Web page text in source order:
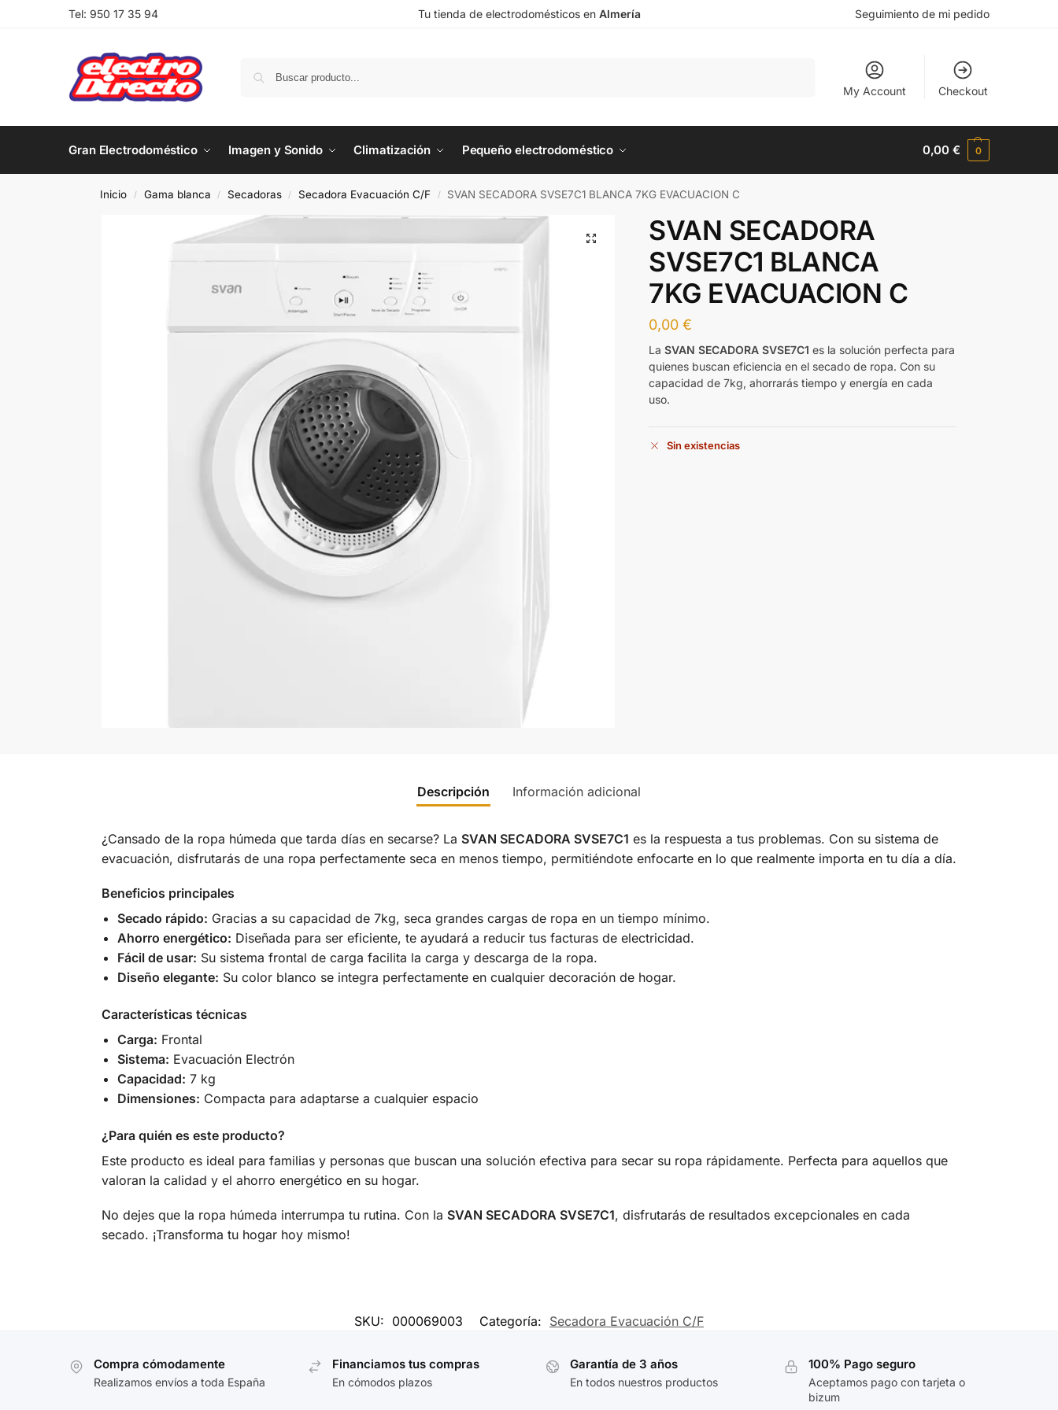
Tel: 950 17 35 94 Tu tienda de electrodomésticos en Almería Seguimiento de mi pedido
My Account Checkout
Gran Electrodoméstico Imagen y Sonido Climatización Pequeño electrodoméstico 0,00€ 0
Inicio / Gama blanca / Secadoras / Secadora Evacuación C/F / SVAN SECADORA SVSE7C1 BLANCA 7KG EVACUACION C
SVAN SECADORA
SVSE7C1 BLANCA
7KG EVACUACION C
0,00€
LaSVAN SECADORA SVSE7C1 es la solución perfecta para
quienes buscan eficiencia en el secado de ropa. Con su
capacidad de 7kg, ahorrarás tiempo y energía en cada
uso.
Sin existencias
Descripción Información adicional
¿Cansado de la ropa húmeda que tarda días en secarse? La SVAN SECADORA SVSE7C1 es la respuesta a tus problemas. Con su sistema de
evacuación, disfrutarás de una ropa perfectamente seca en menos tiempo, permitiéndote enfocarte en lo que realmente importa en tu día a día.
Beneficios principales
Secado rápido: Gracias a su capacidad de 7kg, seca grandes cargas de ropa en un tiempo mínimo.
Ahorro energético: Diseñada para ser eficiente, te ayudará a reducir tus facturas de electricidad.
Fácil de usar: Su sistema frontal de carga facilita la carga y descarga de la ropa.
Diseño elegante: Su color blanco se integra perfectamente en cualquier decoración de hogar.
Características técnicas
Carga: Frontal
Sistema: Evacuación Electrón
Capacidad: 7 kg
Dimensiones: Compacta para adaptarse a cualquier espacio
¿Para quién es este producto?
Este producto es ideal para familias y personas que buscan una solución efectiva para secar su ropa rápidamente. Perfecta para aquellos que
valoran la calidad y el ahorro energético en su hogar.
No dejes que la ropa húmeda interrumpa tu rutina. Con la SVAN SECADORA SVSE7C1, disfrutarás de resultados excepcionales en cada
secado. ¡Transforma tu hogar hoy mismo!
SKU: 000069003 Categoría: Secadora Evacuación C/F
Compra cómodamente
Realizamos envíos a toda España
Financiamos tus compras
En cómodos plazos
Garantía de 3 años
En todos nuestros productos
100% Pago seguro
Aceptamos pago con tarjeta o
bizum